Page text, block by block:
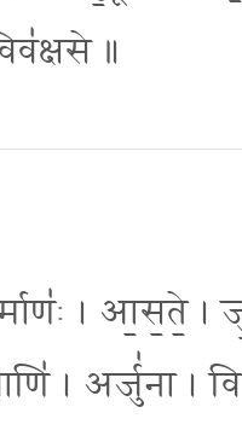
॥
। आ॒स॒ते॒ ।
। अर्जु॑ना । वि